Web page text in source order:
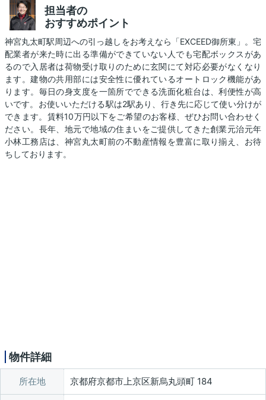
担当者の
おすすめポイント
神宮丸太町駅周辺への引っ越しをお考えなら「EXCEED御所東」。宅
配業者が来た時に出る準備ができていない人でも宅配ボックスがあ
るので入居者は荷物受け取りのために玄関にて対応必要がなくなり
ます。建物の共用部には安全性に優れているオートロック機能があ
ります。毎日の身支度を一箇所でできる洗面化粧台は、利便性が高
いです。お使いいただける駅は2駅あり、行き先に応じて使い分けが
できます。賃料10万円以下をご希望のお客様、ぜひお問い合わせく
ださい。長年、地元で地域の住まいをご提供してきた創業元治元年
小林工務店は、神宮丸太町前の不動産情報を豊富に取り揃え、お待
ちしております。
物件詳細
所在地 京都府京都市上京区新烏丸頭町 184